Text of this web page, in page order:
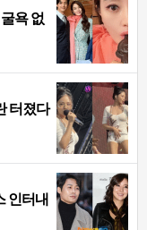
욕 없
터졌다
인터내